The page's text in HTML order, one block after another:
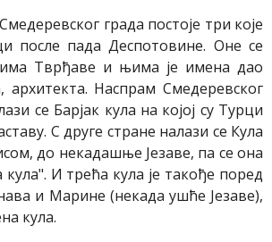
града постоје три које
после пада Деспотовине. Оне се
Тврђаве и њима је имена дао
архитекта. Наспрам Смедеревског
се Барјак кула на којој су Турци
С друге стране налази се Кула
до некадашње Језаве, па се она
кула". И трећа кула је такође поред
и Марине (некада ушће Језаве),
кула.